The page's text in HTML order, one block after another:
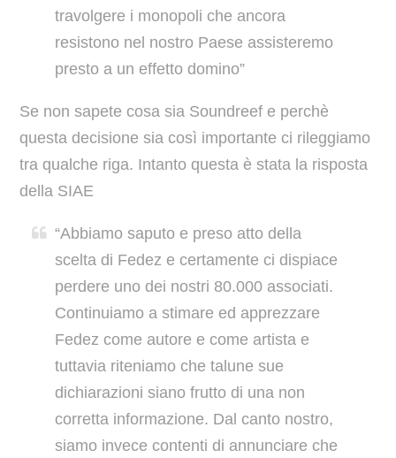
travolgere i monopoli che ancora
resistono nel nostro Paese assisteremo
presto a un effetto domino”
Se non sapete cosa sia Soundreef e perchè
questa decisione sia così importante ci rileggiamo
tra qualche riga. Intanto questa è stata la risposta
della SIAE
“Abbiamo saputo e preso atto della
scelta di Fedez e certamente ci dispiace
perdere uno dei nostri 80.000 associati.
Continuiamo a stimare ed apprezzare
Fedez come autore e come artista e
tuttavia riteniamo che talune sue
dichiarazioni siano frutto di una non
corretta informazione. Dal canto nostro,
siamo invece contenti di annunciare che